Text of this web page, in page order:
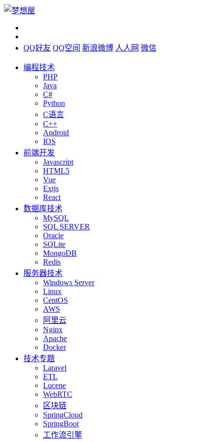
QQ好友 QQ空间 新浪微博 人人网 微信
编程技术
PHP
Java
C#
Python
C语言
C++
Android
IOS
前端开发
Javascript
HTML5
Vue
Extjs
React
数据库技术
MySQL
SQL SERVER
Oracle
SQLite
MongoDB
Redis
服务器技术
Windows Server
Linux
CentOS
AWS
阿里云
Nginx
Apache
Docker
技术专题
Laravel
ETL
Lucene
WebRTC
区块链
SpringCloud
SpringBoot
工作流引擎